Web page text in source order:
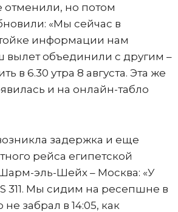
отменили, но потом
«Мы сейчас в
информации нам
вылет объединили с другим –
в 6.30 утра 8 августа. Эта же
и на онлайн-табло
задержка и еще
рейса египетской
эль-Шейх – Москва: «У
311. Мы сидим на ресепшне в
забрал в 14:05, как